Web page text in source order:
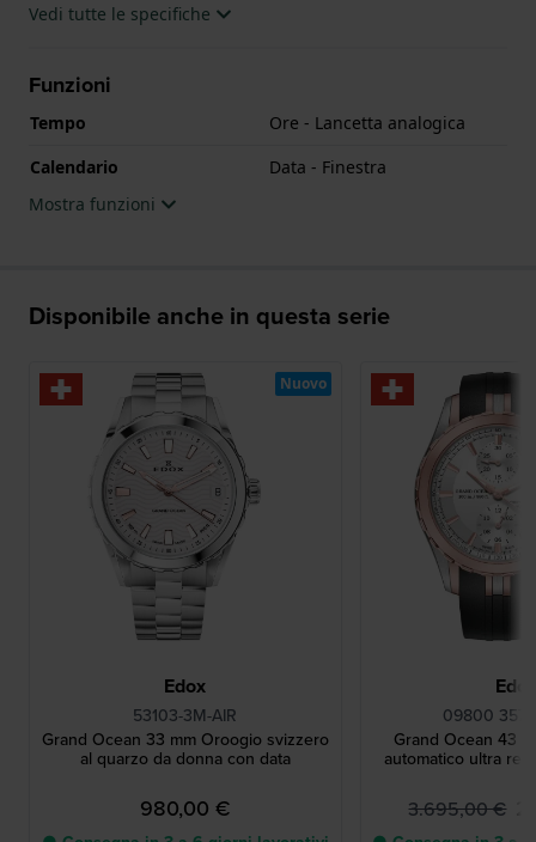
Vedi tutte le specifiche
Funzioni
Tempo
Ore - Lancetta analogica
Calendario
Data - Finestra
Mostra funzioni
Disponibile anche in questa serie
Edox
53103-3M-AIR
Grand Ocean 33 mm Oroogio svizzero
al quarzo da donna con data
980,00 €
Nuovo
Edox
09800
Grand Ocean 43
automatico ultra
3.695,00 €